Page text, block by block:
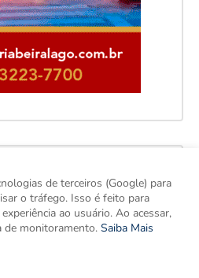
de terceiros (Google) para
o tráfego. Isso é feito para
ao usuário. Ao acessar,
de monitoramento. Saiba Mais